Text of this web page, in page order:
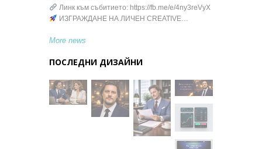
Линк към събитието: https://fb.me/e/4ny3reVyX
ИЗГРАЖДАНЕ НА ЛИЧЕН CREATIVE…
More news
ПОСЛЕДНИ ДИЗАЙНИ